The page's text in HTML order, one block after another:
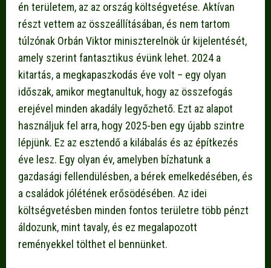
én területem, az az ország költségvetése. Aktívan
részt vettem az összeállításában, és nem tartom
túlzónak Orbán Viktor miniszterelnök úr kijelentését,
amely szerint fantasztikus évünk lehet. 2024 a
kitartás, a megkapaszkodás éve volt – egy olyan
időszak, amikor megtanultuk, hogy az összefogás
erejével minden akadály legyőzhető. Ezt az alapot
használjuk fel arra, hogy 2025-ben egy újabb szintre
lépjünk. Ez az esztendő a kilábalás és az építkezés
éve lesz. Egy olyan év, amelyben bízhatunk a
gazdasági fellendülésben, a bérek emelkedésében, és
a családok jólétének erősödésében. Az idei
költségvetésben minden fontos területre több pénzt
áldozunk, mint tavaly, és ez megalapozott
reményekkel tölthet el bennünket.